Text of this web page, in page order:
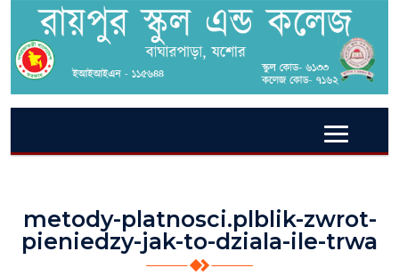
metody-platnosci.plblik-zwrot-
pieniedzy-jak-to-dziala-ile-trwa